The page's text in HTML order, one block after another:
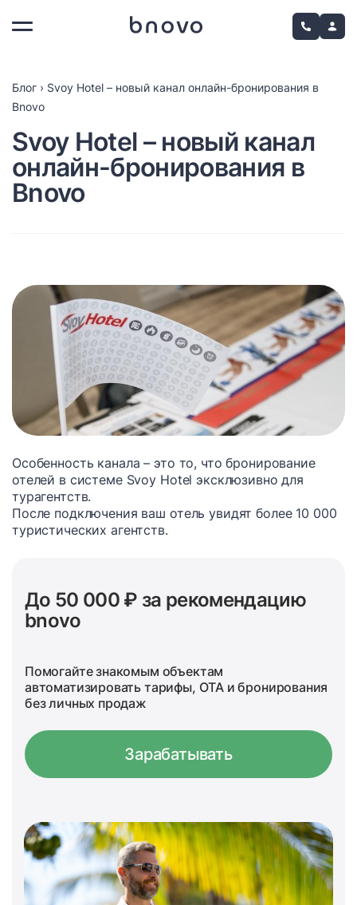
Блог › Svoy Hotel – новый канал онлайн-бронирования в
Bnovo
Svoy Hotel – новый канал
онлайн-бронирования в
Bnovo
Особенность канала – это то, что бронирование
отелей в системе Svoy Hotel эксклюзивно для
турагентств.
После подключения ваш отель увидят более 10 000
туристических агентств.
До 50 000 ₽ за рекомендацию
bnovo
Помогайте знакомым объектам
автоматизировать тарифы, OTA и бронирования
без личных продаж
Зарабатывать